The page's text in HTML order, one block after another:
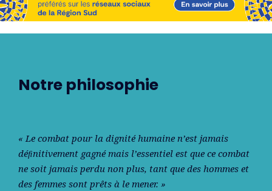
Notre philosophie
« Le combat pour la dignité humaine n’est jamais
déﬁnitivement gagné mais l’essentiel est que ce combat
ne soit jamais perdu non plus, tant que des hommes et
des femmes sont prêts à le mener. »